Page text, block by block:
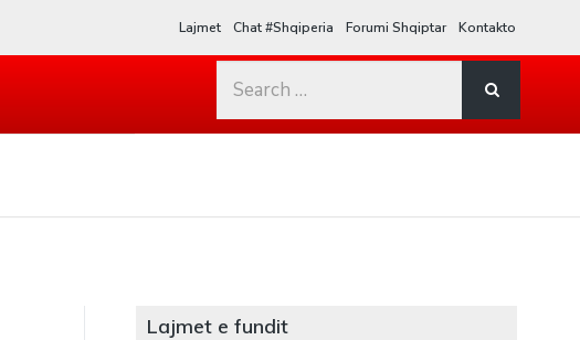
Lajmet Chat #Shqiperia Forumi Shqiptar Kontakto
Search
Lajmet e fundit